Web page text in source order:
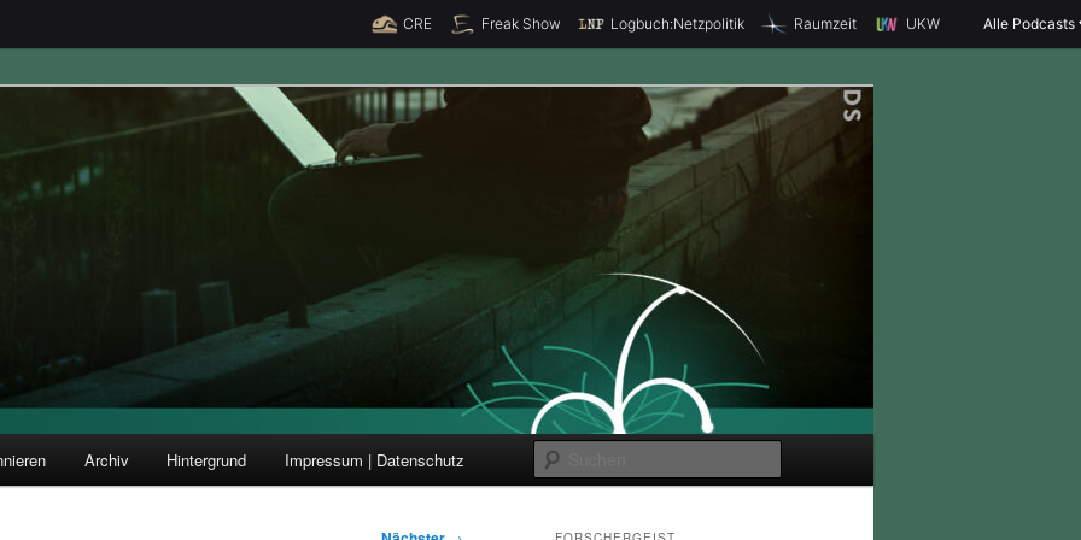
CRE Freak Show Logbuch:Netzpolitik Raumzeit UKW Alle Podcasts
und Forschung
u
Archiv Hintergrund Impressum | Datenschutz